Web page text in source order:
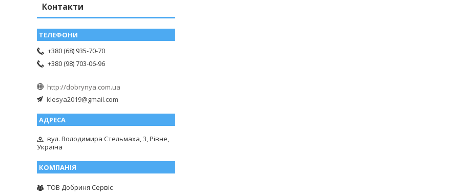
Контакти
+380 (68) 935-70-70
+380 (98) 703-06-96
http://dobrynya.com.ua
klesya2019@gmail.com
вул. Володимира Стельмаха, 3, Рівне,
Україна
ТОВ Добриня Сервіс